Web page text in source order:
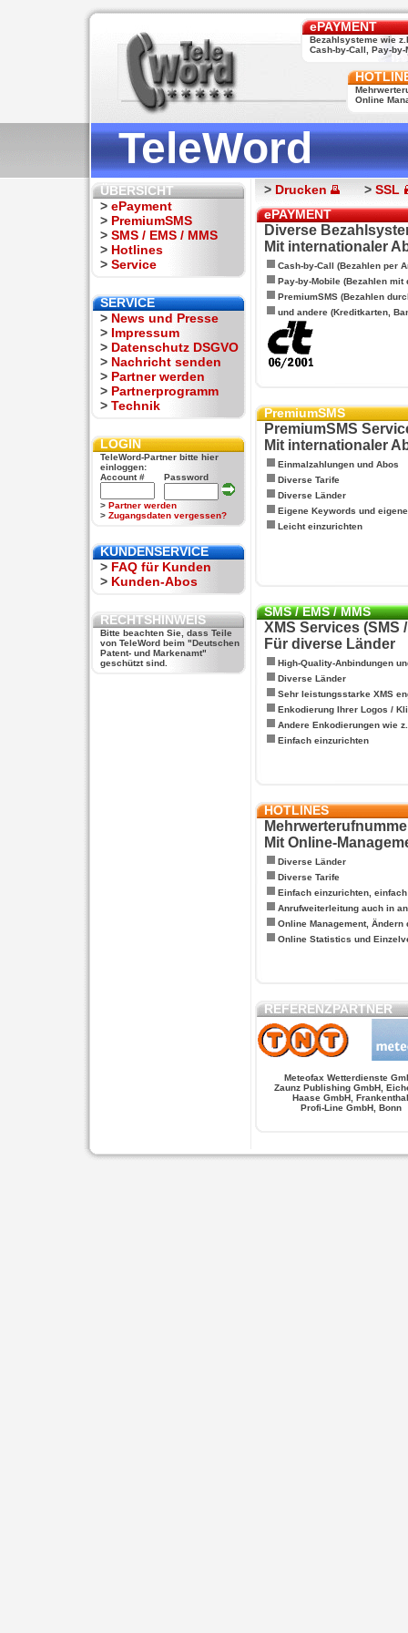
ePAYMENT
Bezahlsysteme wie
Cash-by-Call, Pay-by-
Online
TeleWord
ÜBERSICHT
> ePayment
> PremiumSMS
> SMS / EMS / MMS
> Hotlines
> Service
SERVICE
> News und Presse
> Impressum
> Datenschutz DSGVO
> Nachricht senden
> Partner werden
> Partnerprogramm
> Technik
LOGIN
TeleWord-Partner bitte hier
einloggen:
Account #
Password
> Partner werden
> Zugangsdaten vergessen?
KUNDENSERVICE
> FAQ für Kunden
> Kunden-Abos
RECHTSHINWEIS
Bitte beachten Sie, dass Teile
von TeleWord beim "Deutschen
Patent- und Markenamt"
geschützt sind.
> Drucken > SSL
ePAYMENT
Diverse
Mit internationaler
Cash-by-Call (Bezahlen per
Pay-by-Mobile (Bezahlen mit
PremiumSMS (Bezahlen
und andere (Kreditkarten,
PremiumSMS
PremiumSMS
Mit internationaler
Einmalzahlungen und Abos
Diverse Tarife
Diverse Länder
Eigene Keywords und
Leicht einzurichten
SMS / EMS / MMS
XMS Services (SMS
Für diverse Länder
High-Quality-Anbindungen
Diverse Länder
Sehr leistungsstarke XMS
Enkodierung Ihrer Logos /
Andere Enkodierungen wie
Einfach einzurichten
HOTLINES
Mit Online-
Diverse Länder
Diverse Tarife
Einfach einzurichten,
Anrufweiterleitung auch in
Online Management, Ändern
Online Statistics und
REFERENZPARTNER
Meteofax Wetterdienste
Zaunz Publishing GmbH,
Haase GmbH, Frankenthal
Profi-Line GmbH, Bonn